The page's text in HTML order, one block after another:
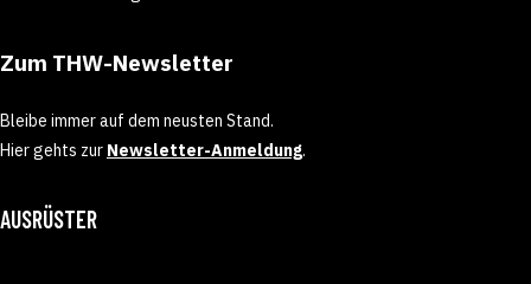
Zum THW-Newsletter
Bleibe immer auf dem neusten Stand.
Hier gehts zur Newsletter-Anmeldung.
AUSRÜSTER